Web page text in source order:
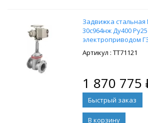
Задвижка
30с964нж Ду400 Ру25
электроприводом
: ТТ71121
1 870 775
В корзину